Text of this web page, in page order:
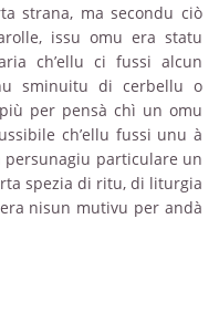
strana, ma secondu ciò
issu omu era statu
ch’ellu ci fussi alcun
sminuitu di cerbellu o
per pensà chì un omu
ch’ellu fussi unu à
particulare un
spezia di ritu, di liturgia
nisun mutivu per andà